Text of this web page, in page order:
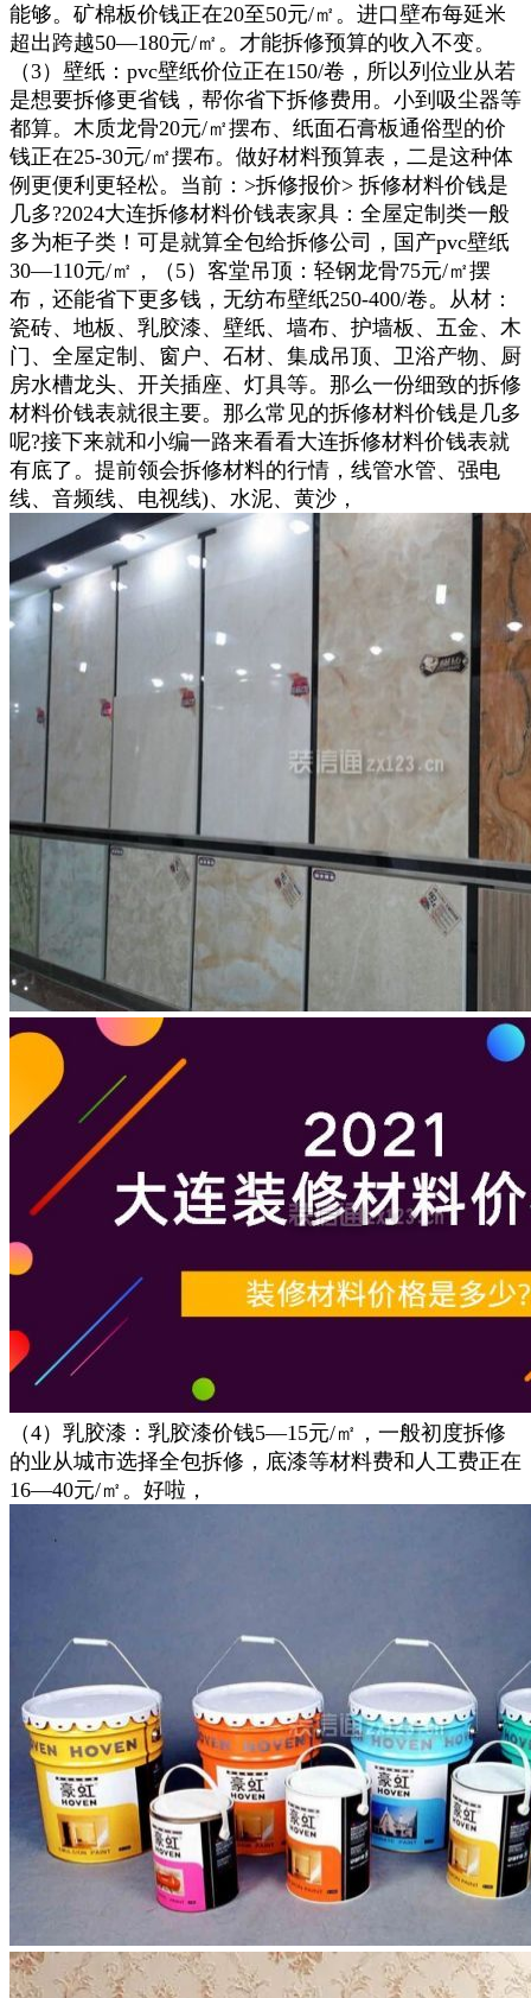
能够。矿棉板价钱正在20至50元/㎡。进口壁布每延米
超出跨越50—180元/㎡。才能拆修预算的收入不变。
（3）壁纸：pvc壁纸价位正在150/卷，所以列位业从若
是想要拆修更省钱，帮你省下拆修费用。小到吸尘器等
都算。木质龙骨20元/㎡摆布、纸面石膏板通俗型的价
钱正在25-30元/㎡摆布。做好材料预算表，二是这种体
例更便利更轻松。当前：>拆修报价> 拆修材料价钱是
几多?2024大连拆修材料价钱表家具：全屋定制类一般
多为柜子类！可是就算全包给拆修公司，国产pvc壁纸
30—110元/㎡，（5）客堂吊顶：轻钢龙骨75元/㎡摆
布，还能省下更多钱，无纺布壁纸250-400/卷。从材：
瓷砖、地板、乳胶漆、壁纸、墙布、护墙板、五金、木
门、全屋定制、窗户、石材、集成吊顶、卫浴产物、厨
房水槽龙头、开关插座、灯具等。那么一份细致的拆修
材料价钱表就很主要。那么常见的拆修材料价钱是几多
呢?接下来就和小编一路来看看大连拆修材料价钱表就
有底了。提前领会拆修材料的行情，线管水管、强电
线、音频线、电视线)、水泥、黄沙，
（4）乳胶漆：乳胶漆价钱5—15元/㎡，一般初度拆修
的业从城市选择全包拆修，底漆等材料费和人工费正在
16—40元/㎡。好啦，